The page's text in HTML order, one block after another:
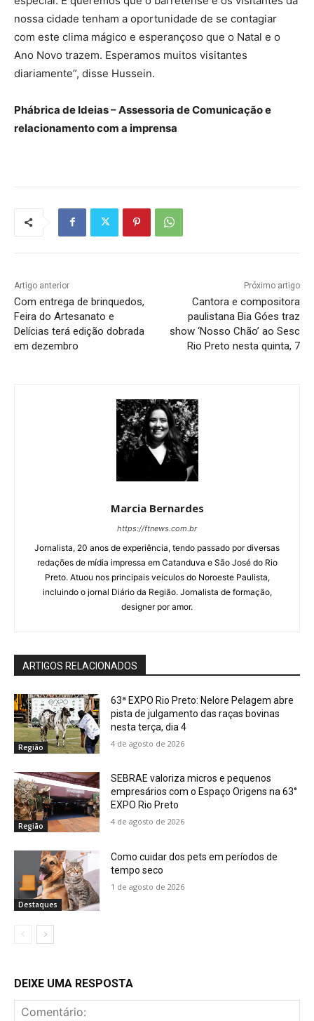
nossa cidade tenham a oportunidade de se contagiar
com este clima mágico e esperançoso que o Natal e o
Ano Novo trazem. Esperamos muitos visitantes
diariamente”, disse Hussein.
Phábrica de Ideias – Assessoria de Comunicação e
relacionamento com a imprensa
Artigo anterior
Com entrega de brinquedos,
Feira do Artesanato e
Delícias terá edição dobrada
em dezembro
Próximo artigo
Cantora e compositora
paulistana Bia Góes traz
show ‘Nosso Chão’ ao Sesc
Rio Preto nesta quinta, 7
Marcia Bernardes
https://ftnews.com.br
Jornalista, 20 anos de experiência, tendo passado por diversas
redações de mídia impressa em Catanduva e São José do Rio
Preto. Atuou nos principais veículos do Noroeste Paulista,
incluindo o jornal Diário da Região. Jornalista de formação,
designer por amor.
ARTIGOS RELACIONADOS
Região
63ª EXPO Rio Preto: Nelore Pelagem abre
pista de julgamento das raças bovinas
nesta terça, dia 4
4 de agosto de 2026
Região
SEBRAE valoriza micros e pequenos
empresários com o Espaço Origens na 63°
EXPO Rio Preto
4 de agosto de 2026
Destaques
Como cuidar dos pets em períodos de
tempo seco
1 de agosto de 2026
DEIXE UMA RESPOSTA